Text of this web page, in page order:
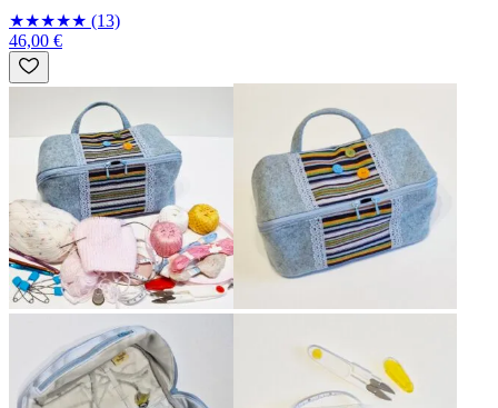
★★★★★ (13)
46,00 €